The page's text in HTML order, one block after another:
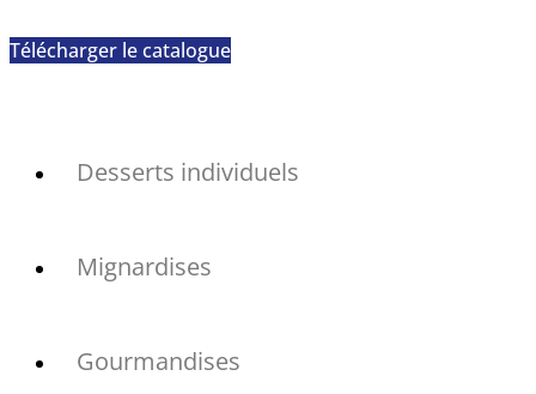
Télécharger le catalogue
Desserts individuels
Mignardises
Gourmandises